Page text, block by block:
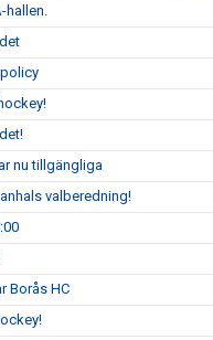
nu tillgängliga
valberedning!
Borås HC